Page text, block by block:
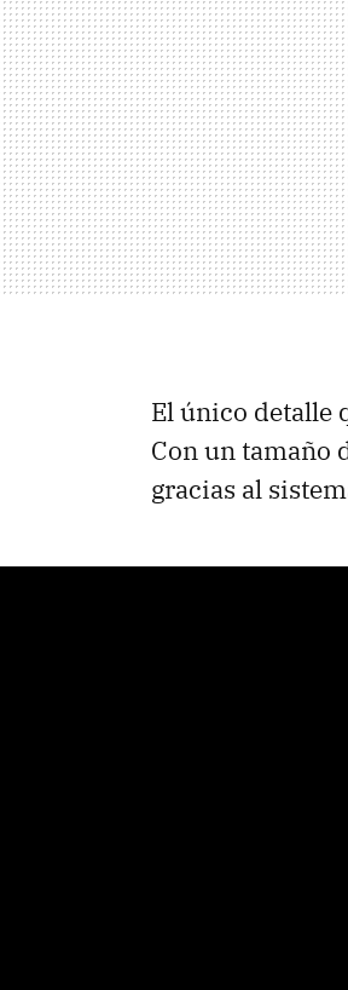
El único detalle
Con un tamaño
gracias al